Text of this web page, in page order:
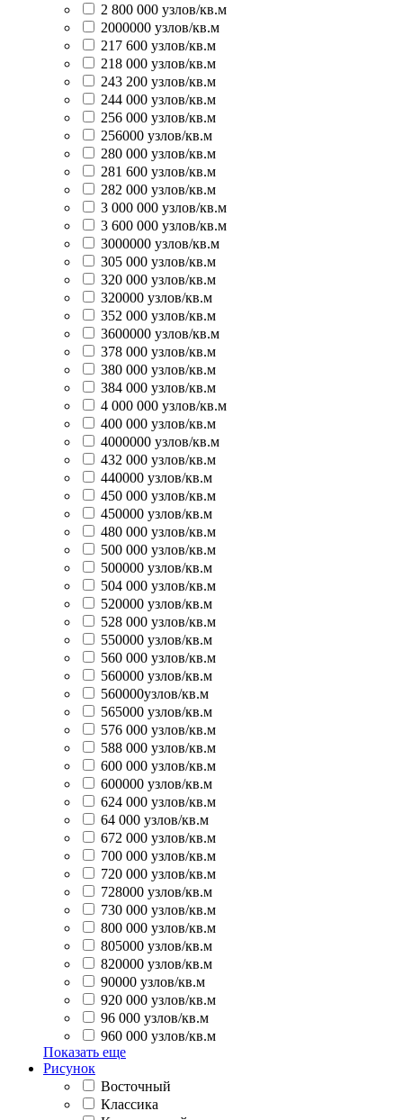
2 800 000 узлов/кв.м
2000000 узлов/кв.м
217 600 узлов/кв.м
218 000 узлов/кв.м
243 200 узлов/кв.м
244 000 узлов/кв.м
256 000 узлов/кв.м
256000 узлов/кв.м
280 000 узлов/кв.м
281 600 узлов/кв.м
282 000 узлов/кв.м
3 000 000 узлов/кв.м
3 600 000 узлов/кв.м
3000000 узлов/кв.м
305 000 узлов/кв.м
320 000 узлов/кв.м
320000 узлов/кв.м
352 000 узлов/кв.м
3600000 узлов/кв.м
378 000 узлов/кв.м
380 000 узлов/кв.м
384 000 узлов/кв.м
4 000 000 узлов/кв.м
400 000 узлов/кв.м
4000000 узлов/кв.м
432 000 узлов/кв.м
440000 узлов/кв.м
450 000 узлов/кв.м
450000 узлов/кв.м
480 000 узлов/кв.м
500 000 узлов/кв.м
500000 узлов/кв.м
504 000 узлов/кв.м
520000 узлов/кв.м
528 000 узлов/кв.м
550000 узлов/кв.м
560 000 узлов/кв.м
560000 узлов/кв.м
560000узлов/кв.м
565000 узлов/кв.м
576 000 узлов/кв.м
588 000 узлов/кв.м
600 000 узлов/кв.м
600000 узлов/кв.м
624 000 узлов/кв.м
64 000 узлов/кв.м
672 000 узлов/кв.м
700 000 узлов/кв.м
720 000 узлов/кв.м
728000 узлов/кв.м
730 000 узлов/кв.м
800 000 узлов/кв.м
805000 узлов/кв.м
820000 узлов/кв.м
90000 узлов/кв.м
920 000 узлов/кв.м
96 000 узлов/кв.м
960 000 узлов/кв.м
Показать еще
Рисунок
Восточный
Классика